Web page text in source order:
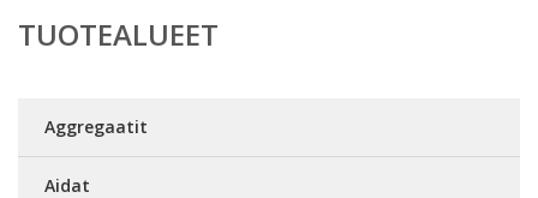
TUOTEALUEET
Aggregaatit
Aidat